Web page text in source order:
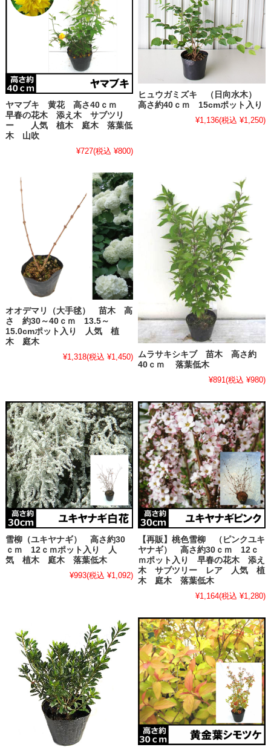
ヤマブキ 黄花 高さ40ｃｍ
早春の花木 添え木 サブツリ
ー 人気 植木 庭木 落葉低
木 山吹
¥727(税込 ¥800)
ヒュウガミズキ （日向水木）
高さ約40ｃｍ 15cmポット入り
¥1,136(税込 ¥1,250)
オオデマリ（大手毬） 苗木 高
さ 約30～40ｃｍ 13.5～
15.0cmポット入り 人気 植
木 庭木
¥1,318(税込 ¥1,450)
ムラサキシキブ 苗木 高さ約
40ｃｍ 落葉低木
¥891(税込 ¥980)
雪柳（ユキヤナギ） 高さ約30
ｃｍ 12ｃｍポット入り 人
気 植木 庭木 落葉低木
¥993(税込 ¥1,092)
【再販】桃色雪柳 （ピンクユキ
ヤナギ） 高さ約30ｃｍ 12ｃ
ｍポット入り 早春の花木 添え
木 サブツリー レア 人気 植
木 庭木 落葉低木
¥1,164(税込 ¥1,280)